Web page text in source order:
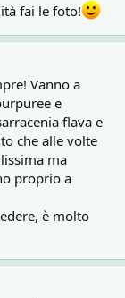
fai le foto!
Vanno a
e
flava e
che alle volte
ma
proprio a
è molto